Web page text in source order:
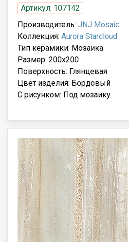
Артикул: 107142
Производитель: JNJ Mosaic
Коллекция: Aurora Starcloud
Тип керамики: Мозаика
Размер: 200x200
Поверхность: Глянцевая
Цвет изделия: Бордовый
С рисунком: Под мозаику